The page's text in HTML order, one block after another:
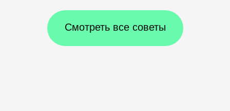
Смотреть все советы